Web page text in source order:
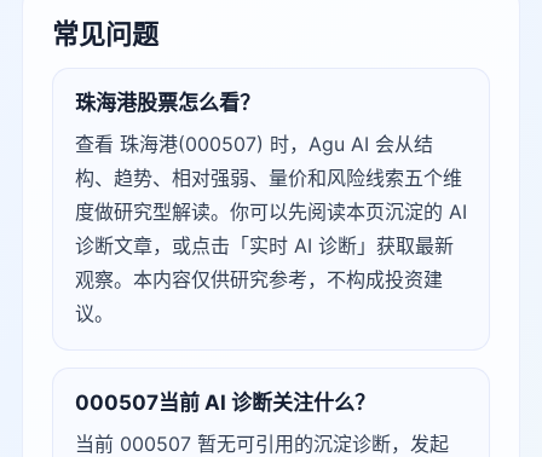
常见问题
珠海港股票怎么看？
查看 珠海港(000507) 时，Agu AI 会从结
构、趋势、相对强弱、量价和风险线索五个维
度做研究型解读。你可以先阅读本页沉淀的 AI
诊断文章，或点击「实时 AI 诊断」获取最新
观察。本内容仅供研究参考，不构成投资建
议。
000507当前 AI 诊断关注什么？
当前 000507 暂无可引用的沉淀诊断，发起